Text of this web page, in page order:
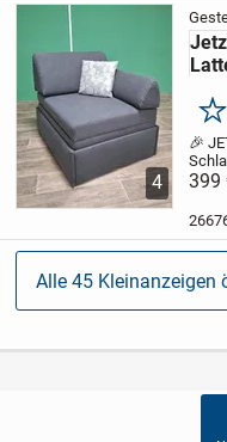
4
🎉
über
× 81
399
Alle 45 Kleinanzeigen